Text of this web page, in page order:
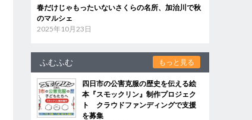
春だけじゃもったいないさくらの名所、加治川で秋
のマルシェ
2025年10月23日
ふむふむ もっと見る
四日市の公害克服の歴史を伝える絵
本『スモックリン』制作プロジェク
ト クラウドファンディングで支援
を募集